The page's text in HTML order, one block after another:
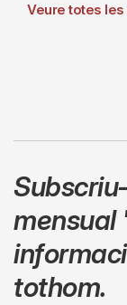
Veure totes
mensual
tothom.